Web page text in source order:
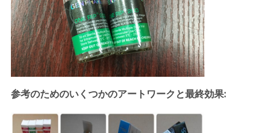
参考のためのいくつかのアートワークと最終効果: